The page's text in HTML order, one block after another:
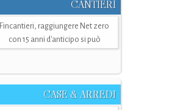
CANTIERI
Fincantieri, raggiungere Net zero
con 15 anni d'anticipo si può
CASE & ARREDI